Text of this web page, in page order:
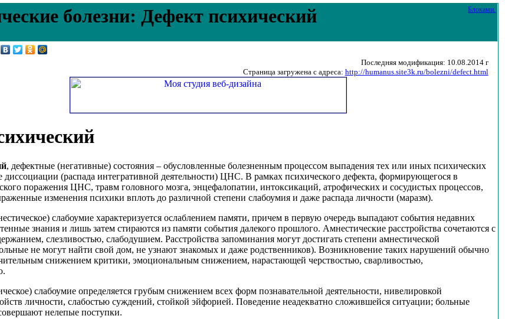
Блоками.
болезни: Дефект психический
Последняя модификация: 10.08.2014 г
Страница загружена с адреса: http://humanus.site3k.ru/bolezni/defect.html
, дефектные (негативные) состояния – обусловленные болезненным процессом выпадения тех или иных психических
диссоциации (распада интегративной деятельности) ЦНС. В рамках психического дефекта, формирующегося в
поражения ЦНС, травм головного мозга, энцефалопатии, интоксикаций, атрофических и сосудистых процессов,
изменения психики вплоть до различной степени слабоумия и даже распада личности (маразм).
слабоумие характеризуется ослаблением памяти, причем в первую очередь выпадают события недавних
знания и лишь затем стираются из памяти события далекого прошлого. Амнестические расстройства сочетаются с
слезливостью, слабодушием. Расстройства запоминания могут достигать степени амнестической
не могут найти свой дом, не узнают знакомых и даже родственников). Возникновение таких нарушений обычно
снижением критики, эмоциональным снижением, нарастающей черствостью, сварливостью,
слабоумие определяется грубым снижением всех форм познавательной деятельности, нивелировкой
личности, слабостью суждений, стойкой эйфорией. Поведение неадекватно сложившейся ситуации; больные
нелепые поступки.